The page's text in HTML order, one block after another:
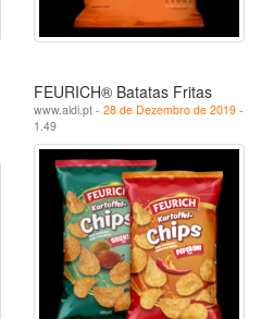
FEURICH® Batatas Fritas
www.aldi.pt - 28 de Dezembro de 2019 -
1.49